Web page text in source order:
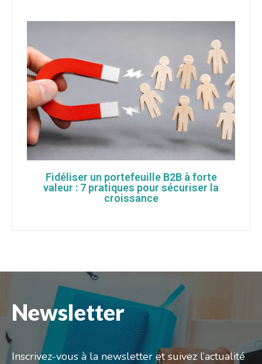
Fidéliser un portefeuille B2B à forte
valeur : 7 pratiques pour sécuriser la
croissance
Newsletter
Inscrivez-vous à la newsletter et suivez l’actualité